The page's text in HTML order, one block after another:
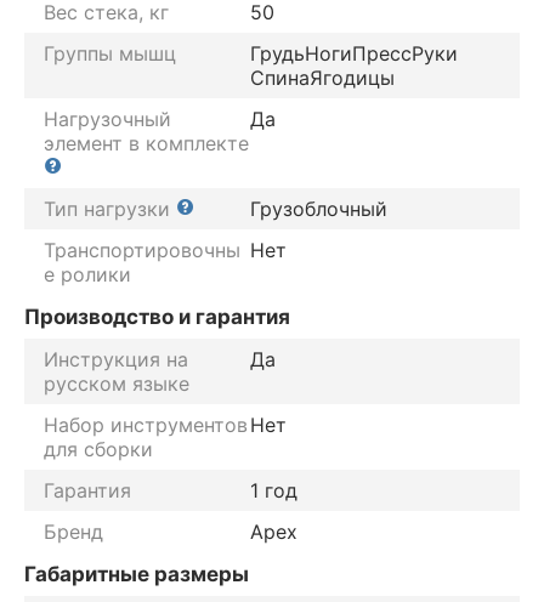
Вес стека, кг
50
Группы мышц
ГрудьНогиПрессРуки
СпинаЯгодицы
Нагрузочный
элемент в комплекте
Да
Тип нагрузки
Грузоблочный
Транспортировочны
е ролики
Нет
Производство и гарантия
Инструкция на
русском языке
Да
Набор инструментов
для сборки
Нет
Гарантия
1 год
Бренд
Apex
Габаритные размеры